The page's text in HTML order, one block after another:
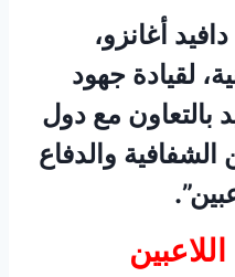
أغانزو،
لقيادة جهود
بالتعاون مع دول
الشفافية والدفاع